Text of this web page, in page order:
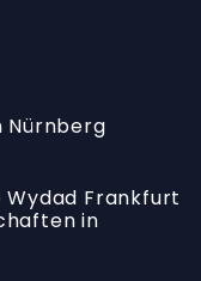
Nürnberg
Wydad Frankfurt
in